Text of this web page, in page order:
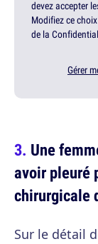
devez accepter
Modifiez ce
de la
Gérer
Une
avoir pleuré
chirurgicale
Sur le détail